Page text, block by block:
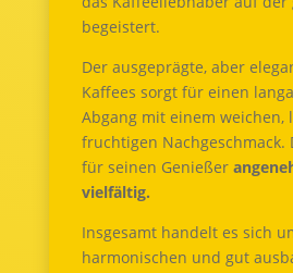
begeistert.
Der ausgeprägte, aber
Kaffees sorgt für einen
Abgang mit einem weichen,
fruchtigen Nachgeschmack.
für seinen Genießer
vielfältig.
Insgesamt handelt es sich
harmonischen und gut